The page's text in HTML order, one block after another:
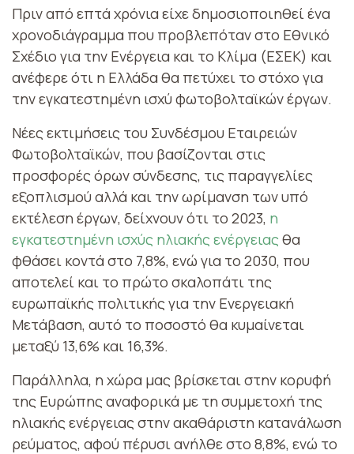
Πριν από επτά χρόνια είχε δημοσιοποιηθεί ένα
χρονοδιάγραμμα που προβλεπόταν στο Εθνικό
Σχέδιο για την Ενέργεια και το Κλίμα (ΕΣΕΚ) και
ανέφερε ότι η Ελλάδα θα πετύχει το στόχο για
την εγκατεστημένη ισχύ φωτοβολταϊκών έργων.
Νέες εκτιμήσεις του Συνδέσμου Εταιρειών
Φωτοβολταϊκών, που βασίζονται στις
προσφορές όρων σύνδεσης, τις παραγγελίες
εξοπλισμού αλλά και την ωρίμανση των υπό
εκτέλεση έργων, δείχνουν ότι το 2023, η
εγκατεστημένη ισχύς ηλιακής ενέργειας θα
φθάσει κοντά στο 7,8%, ενώ για το 2030, που
αποτελεί και το πρώτο σκαλοπάτι της
ευρωπαϊκής πολιτικής για την Ενεργειακή
Μετάβαση, αυτό το ποσοστό θα κυμαίνεται
μεταξύ 13,6% και 16,3%.
Παράλληλα, η χώρα μας βρίσκεται στην κορυφή
της Ευρώπης αναφορικά με τη συμμετοχή της
ηλιακής ενέργειας στην ακαθάριστη κατανάλωση
ρεύματος, αφού πέρυσι ανήλθε στο 8,8%, ενώ το